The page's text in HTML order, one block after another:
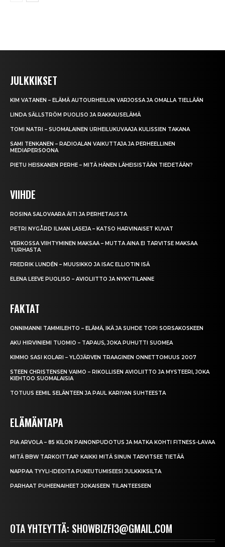
JULKKIKSET
KIM VATANEN – ELÄMÄ AUTOURHEILUN VARJOSSA JA OMALLA TIELLÄÄN
LINDA SÄLLSTRÖM PUOLISO JA RAKKAUSELÄMÄ
TOMI NATRI – SUOMALAINEN URHEILUKUVAAJA KULISSIEN TAKANA
SAMI TENKANEN – RADIOALAN VAIKUTTAJA JA PERHEELLINEN
MEDIAPERSOONA
PIETU HEISKANEN PERHE – MITÄ HÄNEN LÄHEISISTÄÄN TIEDETÄÄN?
VIIHDE
ROSINA SALOVAARA ÄITI JA PERHETAUSTA
PETRI NYGÅRD ILMAN LASEJA – KATSO HARVINAISET KUVAT
VERKOSSA VIIHTYMINEN MAKSAA – MUTTA AINA EI TARVITSE MAKSAA
TURHASTA
FREDRIK LUNDÉN – MUUSIKKO JA ISAC ELLIOTIN ISÄ
ELENA LEEVE PUOLISO – AVIOLIITTO JA NYKYTILANNE
FAKTAT
ONNIMANNI TAMMILEHTO – ELÄMÄ, IKÄ JA SUHDE TOPI SORSAKOSKEEN
AKU HIRVINIEMI TUOMIO – TAPAUS, JOKA PUHUTTI SUOMEA
KIMMO SASI KOLARI – YLÖJÄRVEN TRAAGINEN ONNETTOMUUS 2007
STEEN CHRISTENSEN VAIMO – RIKOLLISEN AVIOLIITTO JA MYSTEERI, JOKA
KIEHTOO SUOMALAISIA
TOTUUS EEMIL SELÄNTEEN JA PAUL KARIYAN SUHTEESTA
ELÄMÄNTAPA
PIA ARVOLA – 85 KILON PAINONPUDOTUS JA MATKA KOHTI FITNESS-LAVAA
MITÄ BBW TARKOITTAA? KAIKKI MITÄ SINUN TARVITSEE TIETÄÄ
NAPPAA TYYLI-IDEOITA PUKEUTUMISEESI JULKKIKSILTA
PARHAAT PUHEENAIHEET JOKAISEEN TILANTEESEEN
OTA YHTEYTTÄ: SHOWBIZFI3@GMAIL.COM